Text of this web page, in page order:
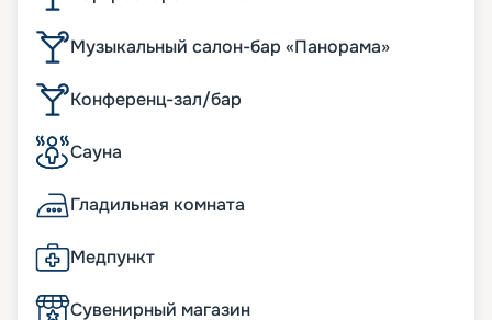
Музыкальный салон-бар «Панорама»
Конференц-зал/бар
Сауна
Гладильная комната
Медпункт
Сувенирный магазин